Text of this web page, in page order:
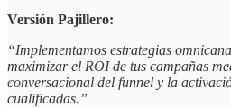
Versión Pajillero:
“Implementamos estrategias
maximizar el ROI de tus campañas
conversacional del funnel y la
cualificadas.”